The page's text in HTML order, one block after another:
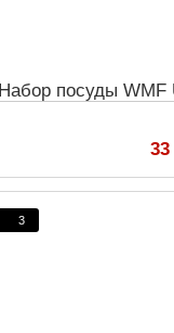
Набор посуды WMF
33
3